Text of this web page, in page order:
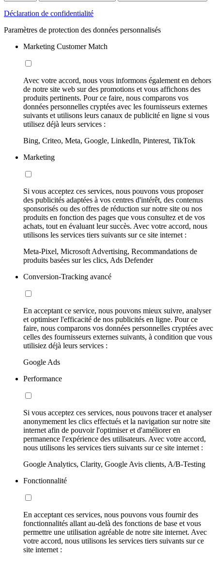
Déclaration de confidentialité
Paramètres de protection des données personnalisés
Marketing Customer Match
Avec votre accord, nous vous informons également en dehors
de notre site web sur des promotions et vous affichons des
produits pertinents. Pour ce faire, nous comparons vos
données personnelles cryptées avec les fournisseurs externes
suivants et utilisons leurs canaux de publicité en ligne si vous
utilisez déjà leurs services :
Bing, Criteo, Meta, Google, LinkedIn, Pinterest, TikTok
Marketing
Si vous acceptez ces services, nous pouvons vous proposer
des publicités adaptées à vos centres d'intérêt, des contenus
sponsorisés ou des offres de réduction sur notre site ou nos
produits en fonction des pages que vous consultez et de vos
achats, tout en évaluant leur succès. Avec votre accord, nous
utilisons les services tiers suivants sur ce site internet :
Meta-Pixel, Microsoft Advertising, Recommandations de
produits basées sur les clics, Ads Defender
Conversion-Tracking avancé
En acceptant ce service, nous pouvons mieux suivre, analyser
et optimiser l'efficacité de nos publicités en ligne. Pour ce
faire, nous comparons vos données personnelles cryptées avec
celles des fournisseurs externes suivants, à condition que vous
utilisiez déjà leurs services :
Google Ads
Performance
Si vous acceptez ces services, nous pouvons tracer et analyser
anonymement les clics effectués et la navigation sur notre site
internet afin de pouvoir l'optimiser et d'améliorer en
permanence l'expérience des utilisateurs. Avec votre accord,
nous utilisons les services tiers suivants sur ce site internet :
Google Analytics, Clarity, Google Avis clients, A/B-Testing
Fonctionnalité
En acceptant ces services, nous pouvons vous fournir des
fonctionnalités allant au-delà des fonctions de base et vous
permettre une utilisation agréable de notre site internet. Avec
votre accord, nous utilisons les services tiers suivants sur ce
site internet :